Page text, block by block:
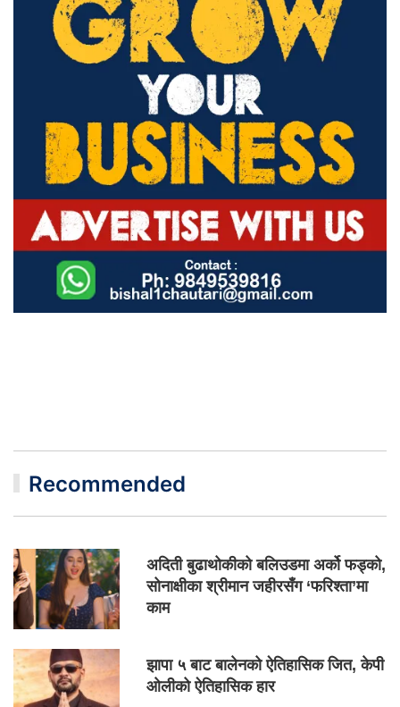
Recommended
अदिती बुढाथोकीको बलिउडमा अर्को फड्को,
सोनाक्षीका श्रीमान जहीरसँग ‘फरिश्ता’मा
काम
झापा ५ बाट बालेनको ऐतिहासिक जित, केपी
ओलीको ऐतिहासिक हार